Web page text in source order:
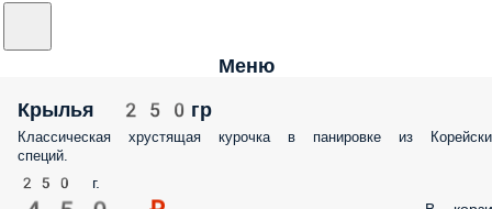
Меню
Крылья 250гр
Классическая хрустящая курочка в панировке из Корейских специй.
250 г.
450 ₽